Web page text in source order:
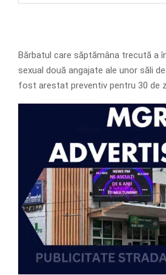
Bărbatul care săptămâna trecută a
sexual două angajate ale unor săli
fost arestat preventiv pentru 30 de